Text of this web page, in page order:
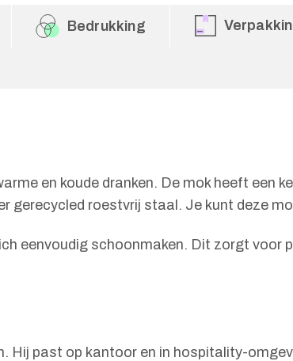
Bedrukking
en koude dranken. De mok heeft een
roestvrij staal. Je kunt deze
eenvoudig schoonmaken. Dit zorgt
Hij past op kantoor en in hospitality-